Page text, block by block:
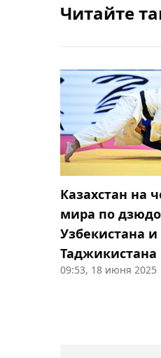
Читайте
Казахстан на
мира по
Узбекистана
Таджикистана
09:53, 18 июня 2025